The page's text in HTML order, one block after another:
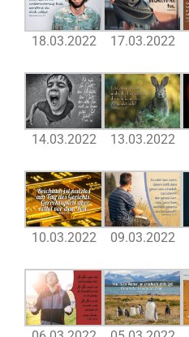
18.03.2022 17.03.2022
14.03.2022 13.03.2022
10.03.2022 09.03.2022